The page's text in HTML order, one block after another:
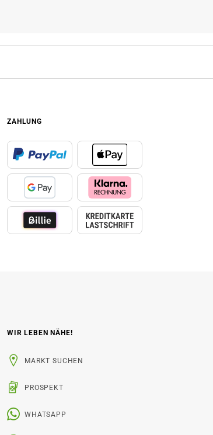
ZAHLUNG
WIR LEBEN NÄHE!
MARKT SUCHEN
PROSPEKT
WHATSAPP